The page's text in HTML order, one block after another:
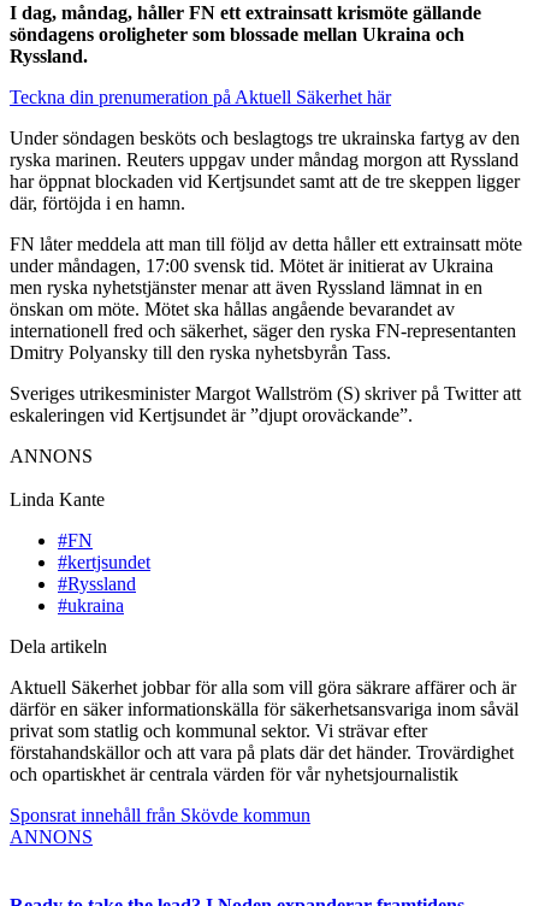
I dag, måndag, håller FN ett extrainsatt krismöte gällande
söndagens oroligheter som blossade mellan Ukraina och
Ryssland.
Teckna din prenumeration på Aktuell Säkerhet här
Under söndagen besköts och beslagtogs tre ukrainska fartyg av den
ryska marinen. Reuters uppgav under måndag morgon att Ryssland
har öppnat blockaden vid Kertjsundet samt att de tre skeppen ligger
där, förtöjda i en hamn.
FN låter meddela att man till följd av detta håller ett extrainsatt möte
under måndagen, 17:00 svensk tid. Mötet är initierat av Ukraina
men ryska nyhetstjänster menar att även Ryssland lämnat in en
önskan om möte. Mötet ska hållas angående bevarandet av
internationell fred och säkerhet, säger den ryska FN-representanten
Dmitry Polyansky till den ryska nyhetsbyrån Tass.
Sveriges utrikesminister Margot Wallström (S) skriver på Twitter att
eskaleringen vid Kertjsundet är ”djupt oroväckande”.
ANNONS
Linda Kante
#FN
#kertjsundet
#Ryssland
#ukraina
Dela artikeln
Aktuell Säkerhet jobbar för alla som vill göra säkrare affärer och är
därför en säker informationskälla för säkerhetsansvariga inom såväl
privat som statlig och kommunal sektor. Vi strävar efter
förstahandskällor och att vara på plats där det händer. Trovärdighet
och opartiskhet är centrala värden för vår nyhetsjournalistik
Sponsrat innehåll från Skövde kommun
ANNONS